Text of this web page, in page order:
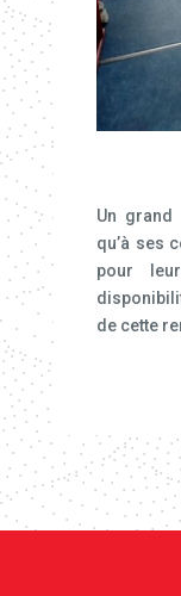
Un
qu’à ses
pour
de cette